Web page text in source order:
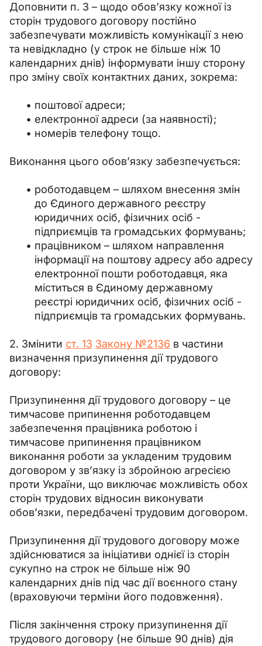
Доповнити п. 3 – щодо обовʼязку кожної із
сторін трудового договору постійно
забезпечувати можливість комунікації з нею
та невідкладно (у строк не більше ніж 10
календарних днів) інформувати іншу сторону
про зміну своїх контактних даних, зокрема:
поштової адреси;
електронної адреси (за наявності);
номерів телефону тощо.
Виконання цього обов’язку забезпечується:
роботодавцем – шляхом внесення змін
до Єдиного державного реєстру
юридичних осіб, фізичних осіб -
підприємців та громадських формувань;
працівником – шляхом направлення
інформації на поштову адресу або адресу
електронної пошти роботодавця, яка
міститься в Єдиному державному
реєстрі юридичних осіб, фізичних осіб -
підприємців та громадських формувань.
2. Змінити ст. 13 Закону №2136 в частини
визначення призупинення дії трудового
договору:
Призупинення дії трудового договору – це
тимчасове припинення роботодавцем
забезпечення працівника роботою і
тимчасове припинення працівником
виконання роботи за укладеним трудовим
договором у зв’язку із збройною агресією
проти України, що виключає можливість обох
сторін трудових відносин виконувати
обов’язки, передбачені трудовим договором.
Призупинення дії трудового договору може
здійснюватися за ініціативи однієї із сторін
сукупно на строк не більше ніж 90
календарних днів під час дії воєнного стану
(враховуючи терміни його подовження).
Після закінчення строку призупинення дії
трудового договору (не більше 90 днів) дія